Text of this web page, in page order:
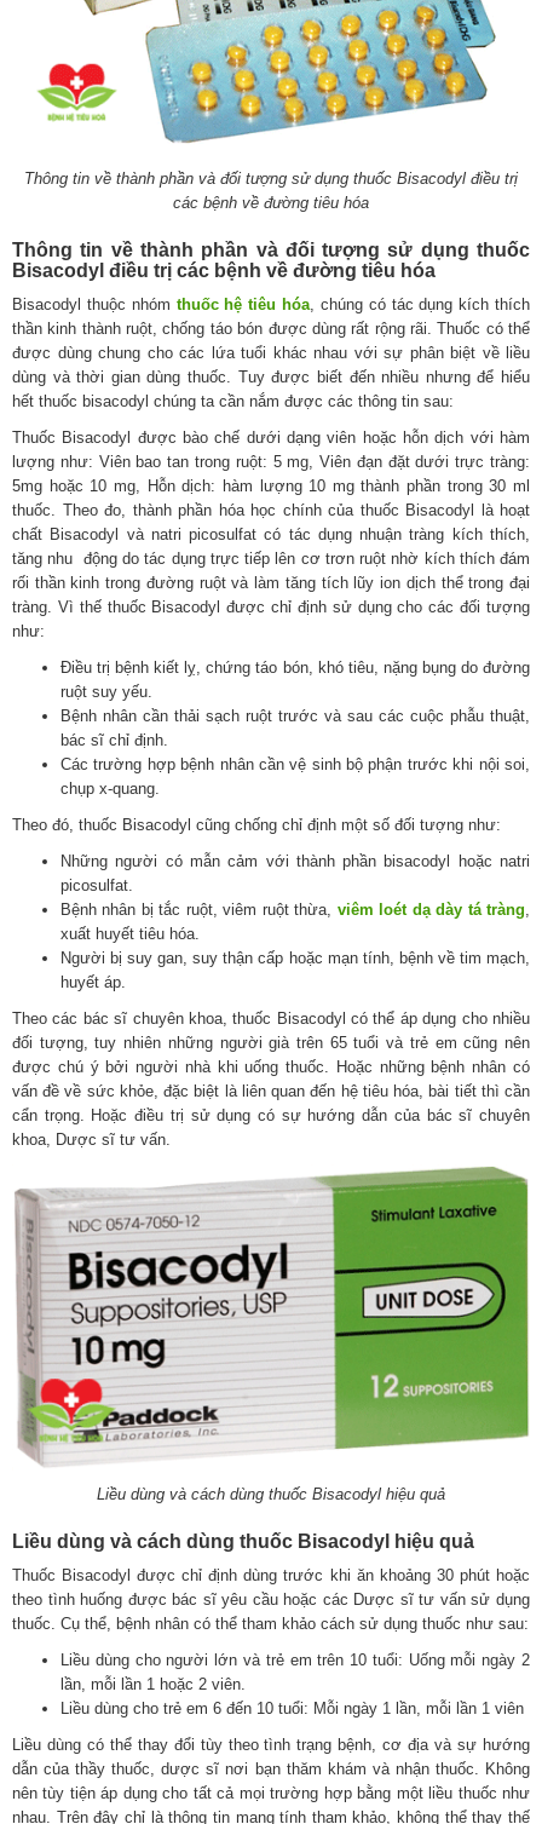
Thông tin về thành phần và đối tượng sử dụng thuốc Bisacodyl điều trị
các bệnh về đường tiêu hóa
Thông tin về thành phần và đối tượng sử dụng thuốc
Bisacodyl điều trị các bệnh về đường tiêu hóa
Bisacodyl thuộc nhóm thuốc hệ tiêu hóa , chúng có tác dụng kích thích
thần kinh thành ruột, chống táo bón được dùng rất rộng rãi. Thuốc có thể
được dùng chung cho các lứa tuổi khác nhau với sự phân biệt về liều
dùng và thời gian dùng thuốc. Tuy được biết đến nhiều nhưng để hiểu
hết thuốc bisacodyl chúng ta cần nắm được các thông tin sau:
Thuốc Bisacodyl được bào chế dưới dạng viên hoặc hỗn dịch với hàm
lượng như: Viên bao tan trong ruột: 5 mg, Viên đạn đặt dưới trực tràng:
5mg hoặc 10 mg, Hỗn dịch: hàm lượng 10 mg thành phần trong 30 ml
thuốc. Theo đo, thành phần hóa học chính của thuốc Bisacodyl là hoạt
chất Bisacodyl và natri picosulfat có tác dụng nhuận tràng kích thích,
tăng nhu động do tác dụng trực tiếp lên cơ trơn ruột nhờ kích thích đám
rối thần kinh trong đường ruột và làm tăng tích lũy ion dịch thể trong đại
tràng. Vì thế thuốc Bisacodyl được chỉ định sử dụng cho các đối tượng
như:
Điều trị bệnh kiết lỵ, chứng táo bón, khó tiêu, nặng bụng do đường
ruột suy yếu.
Bệnh nhân cần thải sạch ruột trước và sau các cuộc phẫu thuật,
bác sĩ chỉ định.
Các trường hợp bệnh nhân cần vệ sinh bộ phận trước khi nội soi,
chụp x-quang.
Theo đó, thuốc Bisacodyl cũng chống chỉ định một số đối tượng như:
Những người có mẫn cảm với thành phần bisacodyl hoặc natri
picosulfat.
Bệnh nhân bị tắc ruột, viêm ruột thừa, viêm loét dạ dày tá tràng
xuất huyết tiêu hóa.
Người bị suy gan, suy thận cấp hoặc mạn tính, bệnh về tim mạch,
huyết áp.
Theo các bác sĩ chuyên khoa, thuốc Bisacodyl có thể áp dụng cho nhiều
đối tượng, tuy nhiên những người già trên 65 tuổi và trẻ em cũng nên
được chú ý bởi người nhà khi uống thuốc. Hoặc những bệnh nhân có
vấn đề về sức khỏe, đặc biệt là liên quan đến hệ tiêu hóa, bài tiết thì cần
cẩn trọng. Hoặc điều trị sử dụng có sự hướng dẫn của bác sĩ chuyên
khoa, Dược sĩ tư vấn.
Liều dùng và cách dùng thuốc Bisacodyl hiệu quả
Liều dùng và cách dùng thuốc Bisacodyl hiệu quả
Thuốc Bisacodyl được chỉ định dùng trước khi ăn khoảng 30 phút hoặc
theo tình huống được bác sĩ yêu cầu hoặc các Dược sĩ tư vấn sử dụng
thuốc. Cụ thể, bệnh nhân có thể tham khảo cách sử dụng thuốc như sau:
Liều dùng cho người lớn và trẻ em trên 10 tuổi: Uống mỗi ngày 2
lần, mỗi lần 1 hoặc 2 viên.
Liều dùng cho trẻ em 6 đến 10 tuổi: Mỗi ngày 1 lần, mỗi lần 1 viên
Liều dùng có thể thay đổi tùy theo tình trạng bệnh, cơ địa và sự hướng
dẫn của thầy thuốc, dược sĩ nơi bạn thăm khám và nhận thuốc. Không
nên tùy tiện áp dụng cho tất cả mọi trường hợp bằng một liều thuốc như
nhau. Trên đây chỉ là thông tin mang tính tham khảo, không thể thay thế